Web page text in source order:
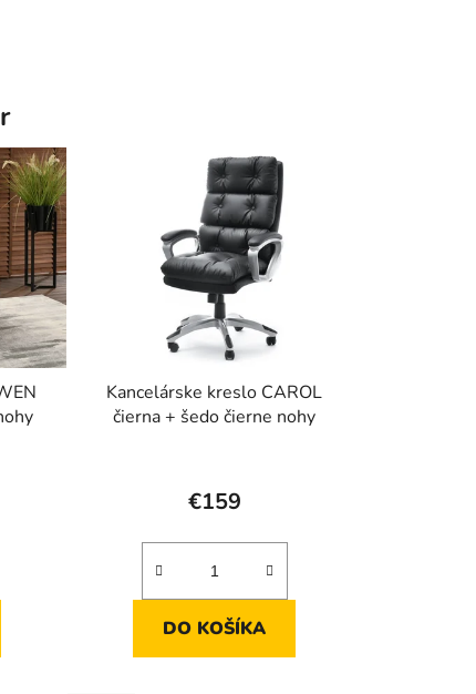
Kancelárske kreslo CAROL
čierna + šedo čierne nohy
€159
DO KOŠÍKA